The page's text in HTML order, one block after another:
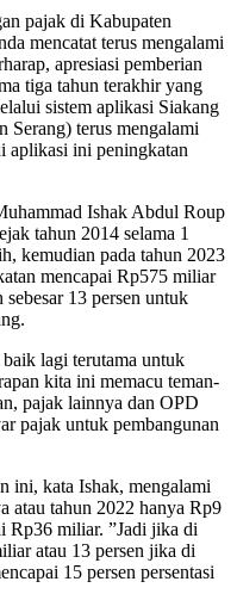
pajak di Kabupaten
mencatat terus mengalami
apresiasi pemberian
tiga tahun terakhir yang
sistem aplikasi Siakang
Serang) terus mengalami
aplikasi ini peningkatan
Ishak Abdul Roup
tahun 2014 selama 1
kemudian pada tahun 2023
mencapai Rp575 miliar
13 persen untuk
lagi terutama untuk
kita ini memacu teman-
pajak lainnya dan OPD
pajak untuk pembangunan
ini, kata Ishak, mengalami
atau tahun 2022 hanya Rp9
Rp36 miliar. ”Jadi jika di
atau 13 persen jika di
15 persen persentasi